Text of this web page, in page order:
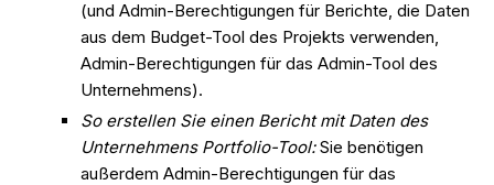
(und Admin-Berechtigungen für Berichte, die Daten
aus dem Budget-Tool des Projekts verwenden,
Admin-Berechtigungen für das Admin-Tool des
Unternehmens).
So erstellen Sie einen Bericht mit Daten des
Unternehmens Portfolio-Tool:Sie benötigen
außerdem Admin-Berechtigungen für das